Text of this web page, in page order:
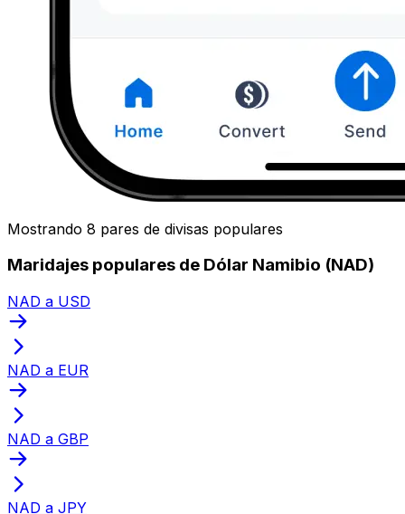
Mostrando 8 pares de divisas populares
Maridajes populares de Dólar Namibio (NAD)
NAD a USD
NAD a EUR
NAD a GBP
NAD a JPY